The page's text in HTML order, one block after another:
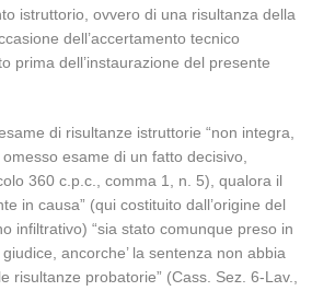
istruttorio, ovvero di una risultanza della
dell’accertamento tecnico
prima dell’instaurazione del presente
di risultanze istruttorie “non integra,
esame di un fatto decisivo,
360 c.p.c., comma 1, n. 5), qualora il
in causa” (qui costituito dall’origine del
infiltrativo) “sia stato comunque preso in
ancorche’ la sentenza non abbia
risultanze probatorie” (Cass. Sez. 6-Lav.,